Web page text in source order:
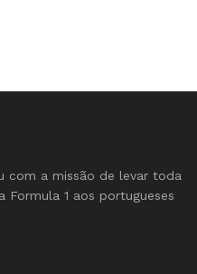
com a missão de levar toda
1 aos portugueses